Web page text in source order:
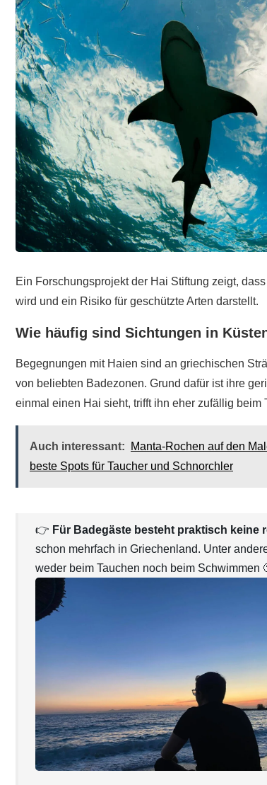
Ein Forschungsprojekt der Hai Stiftung zeigt,
wird und ein Risiko für geschützte Arten darstellt.
Wie häufig sind Sichtungen in
Begegnungen mit Haien sind an griechischen
von beliebten Badezonen. Grund dafür ist ihre
einmal einen Hai sieht, trifft ihn eher zufällig
Auch interessant:
Manta-Rochen auf den
beste Spots für Taucher und Schnorchler
👉 Für Badegäste besteht praktisch keine
schon mehrfach in Griechenland. Unter
weder beim Tauchen noch beim Schwimmen